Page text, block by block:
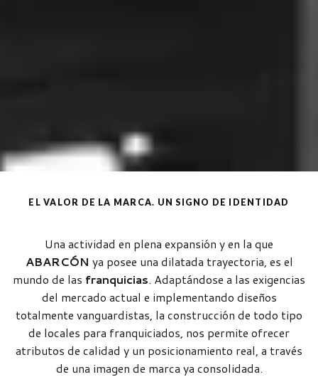
EL VALOR DE LA MARCA. UN SIGNO DE IDENTIDAD
Una actividad en plena expansión y en la que
ABARCÓN ya posee una dilatada trayectoria, es el
mundo de las franquicias. Adaptándose a las exigencias
del mercado actual e implementando diseños
totalmente vanguardistas, la construcción de todo tipo
de locales para franquiciados, nos permite ofrecer
atributos de calidad y un posicionamiento real, a través
de una imagen de marca ya consolidada.